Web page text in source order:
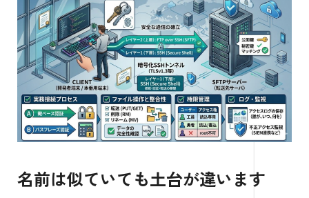
名前は似ていても土台が違います